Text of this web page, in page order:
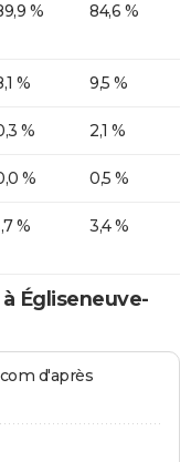
% 84,6 %
% 9,5 %
% 2,1 %
% 0,5 %
% 3,4 %
Égliseneuve-
d'après